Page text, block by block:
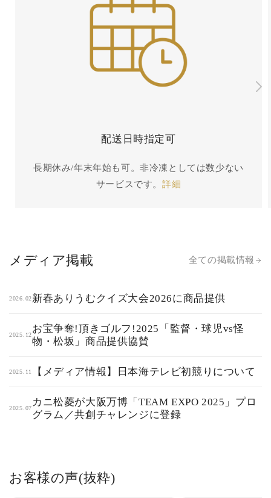
配送日時指定可
長期休み/年末年始も可。非冷凍としては数少ない
サービスです。 詳細
メディア掲載 全ての掲載情報
2026.02新春ありうむクイズ大会2026に商品提供
2025.12
お宝争奪!頂きゴルフ!2025「監督・球児vs怪
物・松坂」商品提供協賛
2025.11 【メディア情報】日本海テレビ初競りについて
2025.07
カニ松菱が大阪万博「TEAM EXPO 2025」プロ
グラム／共創チャレンジに登録
お客様の声(抜粋)